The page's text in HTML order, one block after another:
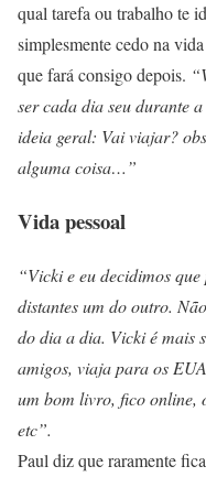
qual tarefa ou trabalho te
simplesmente cedo na
que fará consigo depois.
ser cada dia seu durante
ideia geral: Vai viajar?
alguma coisa…”
Vida pessoal
“Vicki e eu decidimos
distantes um do outro.
do dia a dia. Vicki é mais
amigos, viaja para os
um bom livro, fico online,
etc”.
Paul diz que raramente